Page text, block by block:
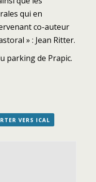
qui en
co-auteur
» : Jean Ritter.
parking de Prapic.
VERS ICAL